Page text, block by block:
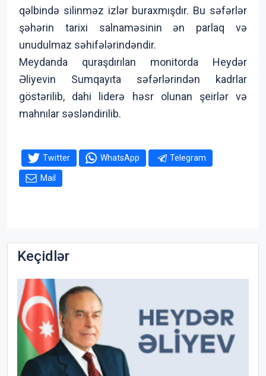
qəlbində silinməz izlər buraxmışdır. Bu səfərlər
şəhərin tarixi salnaməsinin ən parlaq və
unudulmaz səhifələrindəndir.
Meydanda quraşdırılan monitorda Heydər
Əliyevin Sumqayıta səfərlərindən kadrlar
göstərilib, dahi liderə həsr olunan şeirlər və
mahnılar səsləndirilib.
Twitter WhatsApp Telegram
Mail
Keçidlər